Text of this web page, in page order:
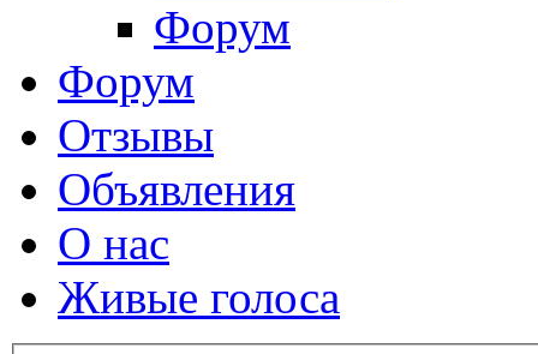
Форум
Форум
Отзывы
Объявления
О нас
Живые голоса